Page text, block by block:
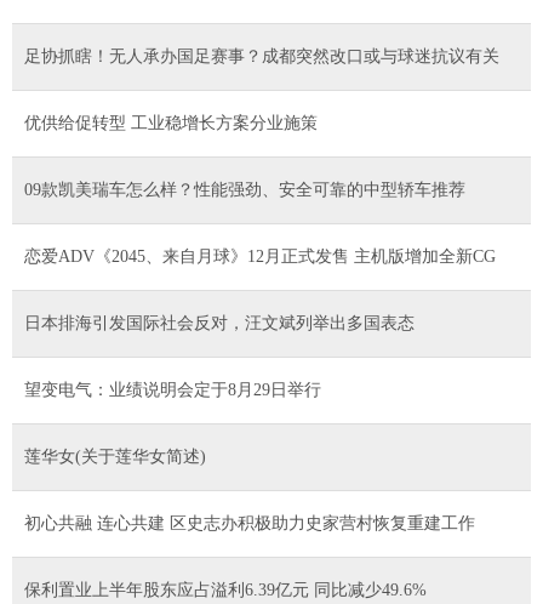
足协抓瞎！无人承办国足赛事？成都突然改口或与球迷抗议有关
优供给促转型 工业稳增长方案分业施策
09款凯美瑞车怎么样？性能强劲、安全可靠的中型轿车推荐
恋爱ADV《2045、来自月球》12月正式发售 主机版增加全新CG
日本排海引发国际社会反对，汪文斌列举出多国表态
望变电气：业绩说明会定于8月29日举行
莲华女(关于莲华女简述)
初心共融 连心共建 区史志办积极助力史家营村恢复重建工作
保利置业上半年股东应占溢利6.39亿元 同比减少49.6%